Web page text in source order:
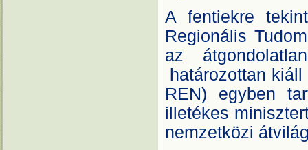
A fentiekre
Regionális
az
határozottan
REN) egyben
illetékes
nemzetközi